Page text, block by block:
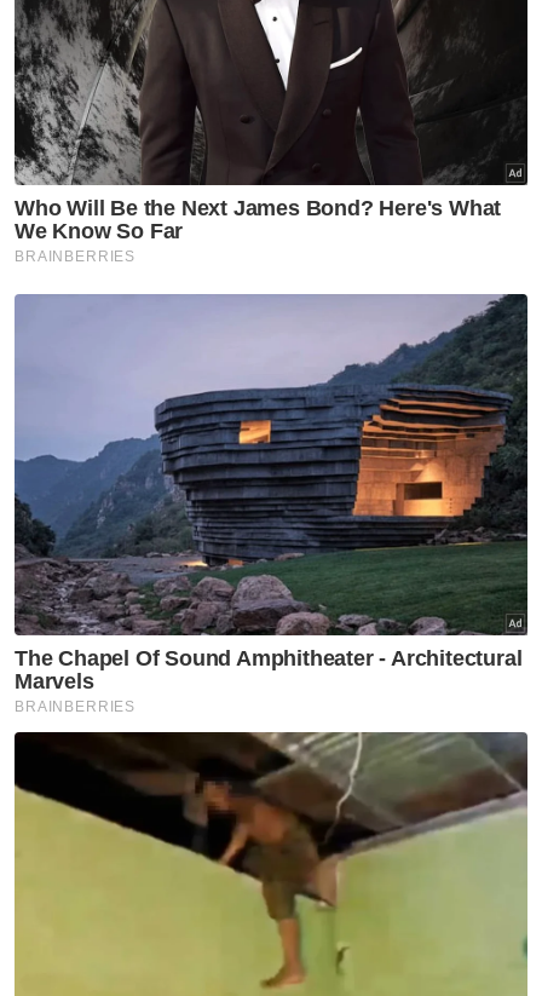
Perikanan
Kewangan
Teknologi
Artikel Disyorkan
Kelantan
MRSM Ulul Albab Tanah Merah
mula dibina suku pertama
tahun depan
Kelantan
Darul Ulum Al Mahfuz sasar
Kelantan
'Awak tenunglah muka saya
lama-lama, nanti saya dah
tiada sudah tidak boleh tengok'
'Saya ingat sudah mati' -
Pemain bola sepak kongsi detik
cemas dipanah petir